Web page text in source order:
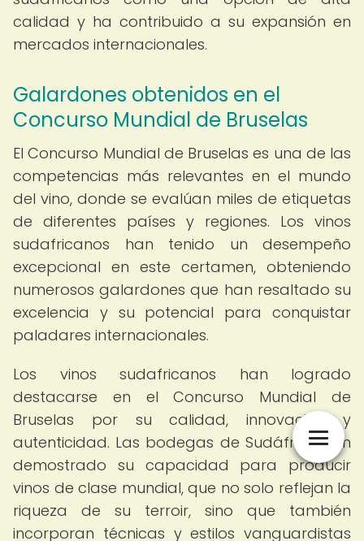
calidad y ha contribuido a su expansión en
mercados internacionales.
Galardones obtenidos en el
Concurso Mundial de Bruselas
El Concurso Mundial de Bruselas es una de las
competencias más relevantes en el mundo
del vino, donde se evalúan miles de etiquetas
de diferentes países y regiones. Los vinos
sudafricanos han tenido un desempeño
excepcional en este certamen, obteniendo
numerosos galardones que han resaltado su
excelencia y su potencial para conquistar
paladares internacionales.
Los vinos sudafricanos han logrado
destacarse en el Concurso Mundial de
Bruselas por su calidad, innovación y
autenticidad. Las bodegas de Sudáfrica han
demostrado su capacidad para producir
vinos de clase mundial, que no solo reflejan la
riqueza de su terroir, sino que también
incorporan técnicas y estilos vanguardistas